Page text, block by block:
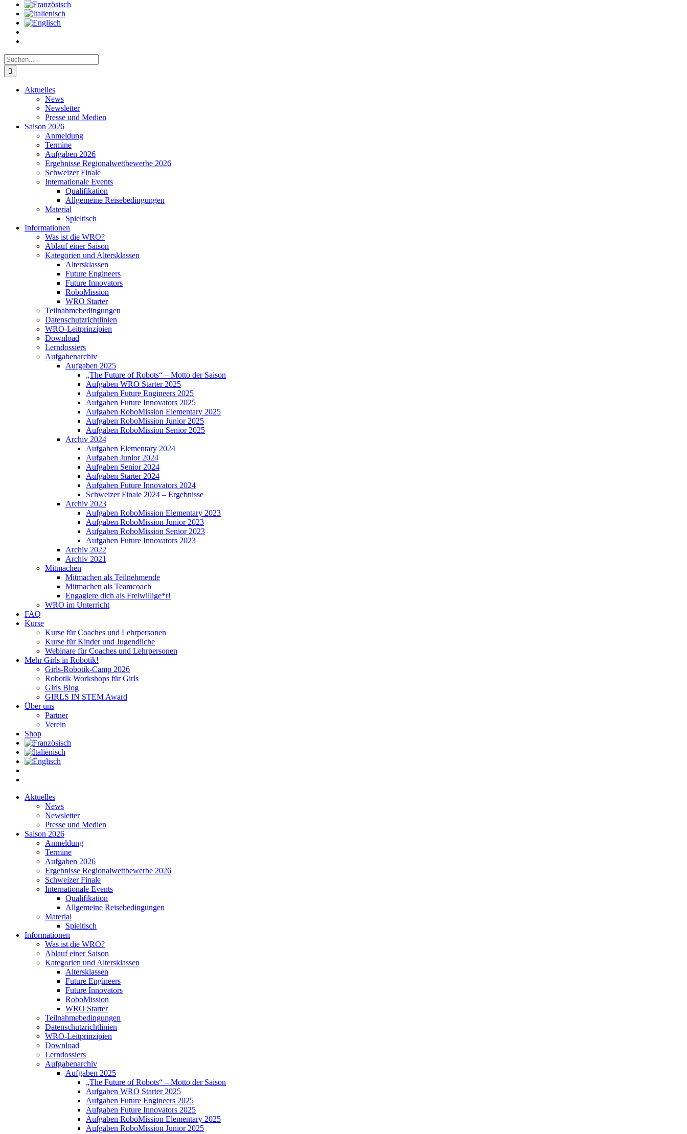
Suche
nach:
Aktuelles
News
Newsletter
Presse und Medien
Saison 2026
Anmeldung
Termine
Aufgaben 2026
Ergebnisse Regionalwettbewerbe 2026
Schweizer Finale
Internationale Events
Qualifikation
Allgemeine Reisebedingungen
Material
Spieltisch
Informationen
Was ist die WRO?
Ablauf einer Saison
Kategorien und Altersklassen
Altersklassen
Future Engineers
Future Innovators
RoboMission
WRO Starter
Teilnahmebedingungen
Datenschutzrichtlinien
WRO-Leitprinzipien
Download
Lerndossiers
Aufgabenarchiv
Aufgaben 2025
„The Future of Robots“ – Motto der Saison
Aufgaben WRO Starter 2025
Aufgaben Future Engineers 2025
Aufgaben Future Innovators 2025
Aufgaben RoboMission Elementary 2025
Aufgaben RoboMission Junior 2025
Aufgaben RoboMission Senior 2025
Archiv 2024
Aufgaben Elementary 2024
Aufgaben Junior 2024
Aufgaben Senior 2024
Aufgaben Starter 2024
Aufgaben Future Innovators 2024
Schweizer Finale 2024 – Ergebnisse
Archiv 2023
Aufgaben RoboMission Elementary 2023
Aufgaben RoboMission Junior 2023
Aufgaben RoboMission Senior 2023
Aufgaben Future Innovators 2023
Archiv 2022
Archiv 2021
Mitmachen
Mitmachen als Teilnehmende
Mitmachen als Teamcoach
Engagiere dich als Freiwillige*r!
WRO im Unterricht
FAQ
Kurse
Kurse für Coaches und Lehrpersonen
Kurse für Kinder und Jugendliche
Webinare für Coaches und Lehrpersonen
Mehr Girls in Robotik!
Girls-Robotik-Camp 2026
Robotik Workshops für Girls
Girls Blog
GIRLS IN STEM Award
Über uns
Partner
Verein
Shop
Aktuelles
News
Newsletter
Presse und Medien
Saison 2026
Anmeldung
Termine
Aufgaben 2026
Ergebnisse Regionalwettbewerbe 2026
Schweizer Finale
Internationale Events
Qualifikation
Allgemeine Reisebedingungen
Material
Spieltisch
Informationen
Was ist die WRO?
Ablauf einer Saison
Kategorien und Altersklassen
Altersklassen
Future Engineers
Future Innovators
RoboMission
WRO Starter
Teilnahmebedingungen
Datenschutzrichtlinien
WRO-Leitprinzipien
Download
Lerndossiers
Aufgabenarchiv
Aufgaben 2025
„The Future of Robots“ – Motto der Saison
Aufgaben WRO Starter 2025
Aufgaben Future Engineers 2025
Aufgaben Future Innovators 2025
Aufgaben RoboMission Elementary 2025
Aufgaben RoboMission Junior 2025